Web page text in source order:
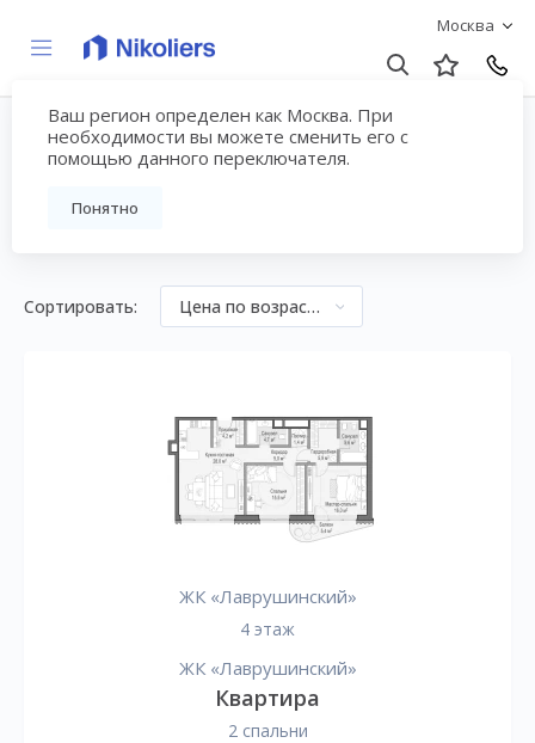
Москва
Ваш регион определен как Москва. При
необходимости вы можете сменить его с
помощью данного переключателя.
Понятно
2-комнатные квартиры
в центре Москвы
Сортировать: Цена по возрастанию
ЖК «Лаврушинский»
4 этаж
ЖК «Лаврушинский»
Квартира
2 спальни